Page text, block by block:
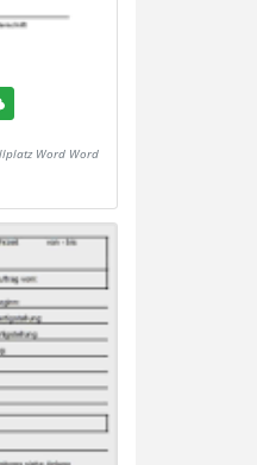
Word Word